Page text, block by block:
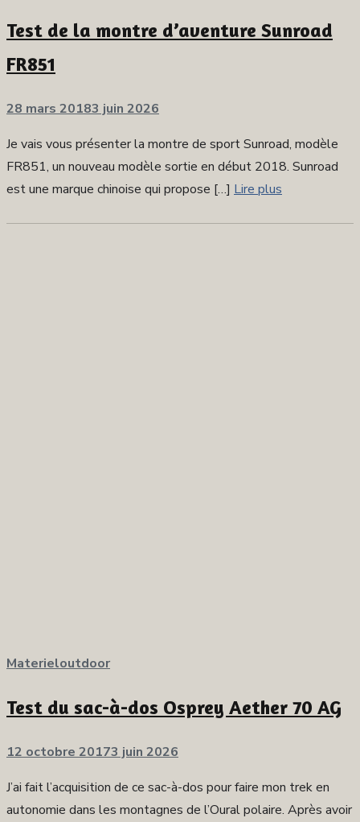
Test de la montre d’aventure Sunroad
FR851
Publié
28 mars 20183 juin 2026
Je vais vous présenter la montre de sport Sunroad, modèle
FR851, un nouveau modèle sortie en début 2018. Sunroad
est une marque chinoise qui propose […] Lire plus
Materieloutdoor
Test du sac-à-dos Osprey Aether 70 AG
Publié
12 octobre 20173 juin 2026
J’ai fait l’acquisition de ce sac-à-dos pour faire mon trek en
autonomie dans les montagnes de l’Oural polaire. Après avoir